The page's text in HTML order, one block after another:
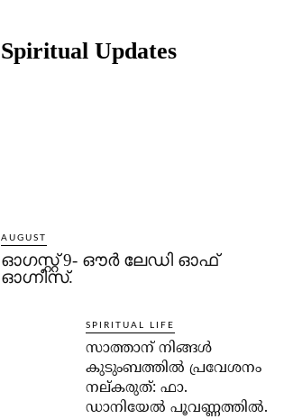
Spiritual Updates
AUGUST
ഓഗസ്റ്റ് 9- ഔര്‍ ലേഡി ഓഫ്
ഓഗ്നീസ്.
SPIRITUAL LIFE
സാത്താന് നിങ്ങള്‍
കുടുംബത്തില്‍ പ്രവേശനം
നല്കരുത്: ഫാ.
ഡാനിയേല്‍ പൂവണ്ണത്തില്‍.